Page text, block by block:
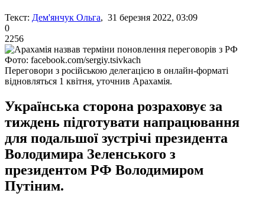
Текст: Дем'янчук Ольга, 31 березня 2022, 03:09
0
2256
Фото: facebook.com/sergiy.tsivkach
Переговори з російською делегацією в онлайн-форматі
відновляться 1 квітня, уточнив Арахамія.
Українська сторона розраховує за
тиждень підготувати напрацювання
для подальшої зустрічі президента
Володимира Зеленського з
президентом РФ Володимиром
Путіним.